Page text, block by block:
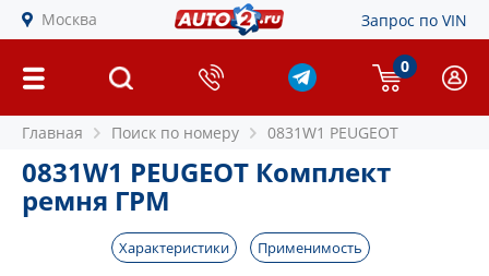
Москва Запрос по VIN
0
Главная Поиск по номеру 0831W1 PEUGEOT
0831W1 PEUGEOT Комплект
ремня ГРМ
Характеристики Применимость